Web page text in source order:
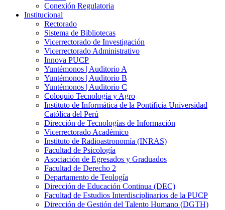
Conexión Regulatoria
Institucional
Rectorado
Sistema de Bibliotecas
Vicerrectorado de Investigación
Vicerrectorado Administrativo
Innova PUCP
Yuntémonos | Auditorio A
Yuntémonos | Auditorio B
Yuntémonos | Auditorio C
Coloquio Tecnología y Agro
Instituto de Informática de la Pontificia Universidad
Católica del Perú
Dirección de Tecnologías de Información
Vicerrectorado Académico
Instituto de Radioastronomía (INRAS)
Facultad de Psicología
Asociación de Egresados y Graduados
Facultad de Derecho 2
Departamento de Teología
Dirección de Educación Continua (DEC)
Facultad de Estudios Interdisciplinarios de la PUCP
Dirección de Gestión del Talento Humano (DGTH)